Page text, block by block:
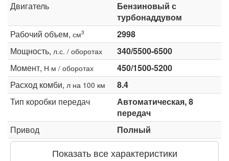
Двигатель
Бензиновый с
турбонаддувом
Рабочий объем, см3
2998
Мощность, л.с. / оборотах
340/5500-6500
Момент, Н·м / оборотах
450/1500-5200
Расход комби, л на 100 км
8.4
Тип коробки передач
Автоматическая, 8
передач
Привод
Полный
Показать все характеристики